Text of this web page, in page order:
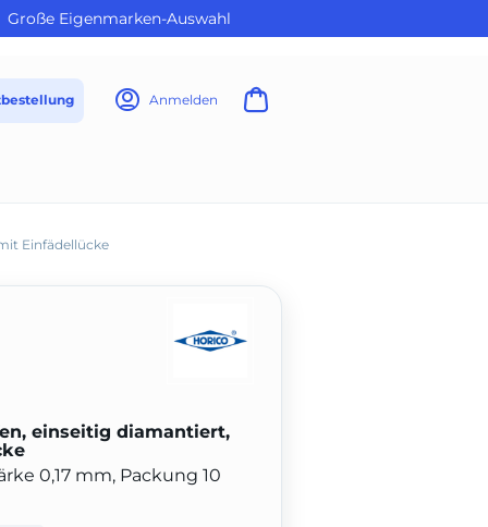
Große Eigenmarken-Auswahl
Anmelden
Einfädellücke
einseitig diamantiert,
0,17 mm, Packung 10